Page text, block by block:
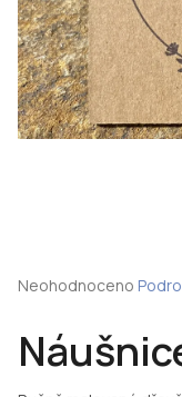
Průměrné
je
0,0
z
Neohodnoceno